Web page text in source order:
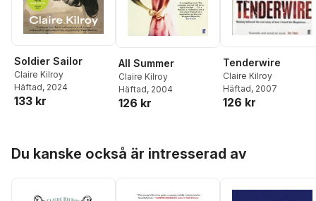
Soldier Sailor
Claire Kilroy
Häftad, 2024
133 kr
All Summer
Claire Kilroy
Häftad, 2004
126 kr
Tenderwire
Claire Kilroy
Häftad, 2007
126 kr
Du kanske också är intresserad av